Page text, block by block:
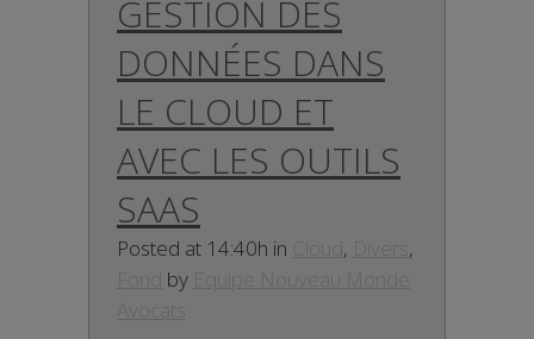
GESTION DES
DONNÉES DANS
LE CLOUD ET
AVEC LES OUTILS
SAAS
Posted at 14:40h in ,
,
by